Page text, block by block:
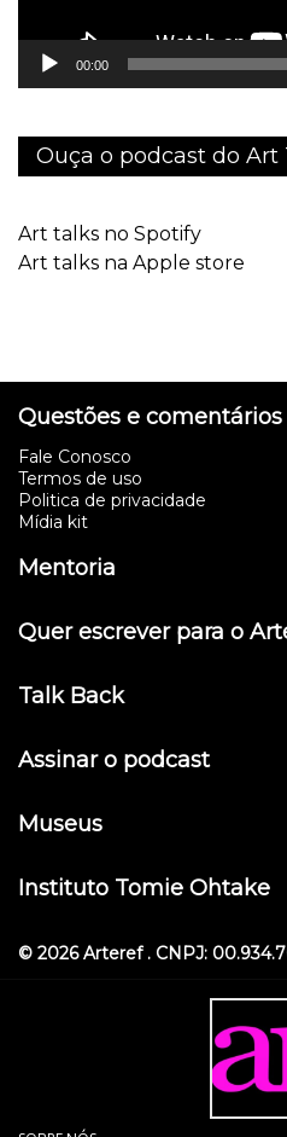
00:00
Ouça o podcast do Art
Art talks no Spotify
Art talks na Apple store
Questões e comentários
Fale Conosco
Termos de uso
Politica de privacidade
Mídia kit
Mentoria
Quer escrever para o
Talk Back
Assinar o podcast
Museus
Instituto Tomie Ohtake
© 2026 Arteref . CNPJ: